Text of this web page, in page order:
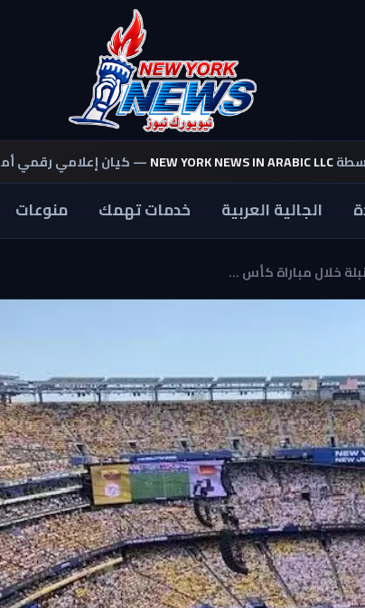
NEW YORK NEWS IN ARABIC LLC— كيان إعلامي رقمي
الجالية العربية خدمات تهمك منوعات
خلال مباراة كأس ...